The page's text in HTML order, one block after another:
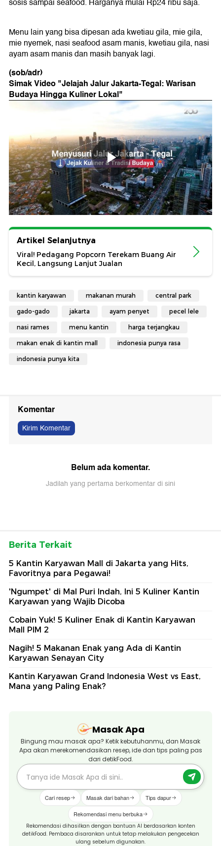
sosis sampai seafood. Harganya mulai Rp24 ribu saja.
Menu lain yang bisa dipesan ada kwetiau gila, mie gila,
mie nyemek, nasi seafood asam manis, kwetiau gila, nasi
ayam asam manis dan masih banyak lagi.
(sob/adr)
Simak Video "⁠Jelajah Jalur Jakarta-Tegal: Warisan
Budaya Hingga Kuliner Lokal"
Artikel Selanjutnya
Viral! Pedagang Popcorn Terekam Buang Air
Kecil, Langsung Lanjut Jualan
kantin karyawan makanan murah central park
gado-gado jakarta ayam penyet pecel lele
nasi rames menu kantin harga terjangkau
makan enak di kantin mall indonesia punya rasa
indonesia punya kita
Komentar
Kirim Komentar
Belum ada komentar.
Jadilah yang pertama berkomentar di sini
Berita Terkait
5 Kantin Karyawan Mall di Jakarta yang Hits,
Favoritnya para Pegawai!
'Ngumpet' di Mal Puri Indah, Ini 5 Kuliner Kantin
Karyawan yang Wajib Dicoba
Cobain Yuk! 5 Kuliner Enak di Kantin Karyawan
Mall PIM 2
Nagih! 5 Makanan Enak yang Ada di Kantin
Karyawan Senayan City
Kantin Karyawan Grand Indonesia West vs East,
Mana yang Paling Enak?
Masak Apa
Bingung mau masak apa? Ketik kebutuhanmu, dan Masak
Apa akan merekomendasikan resep, ide dan tips paling pas
dari detikFood.
Cari resep Masak dari bahan Tips dapur
Rekomendasi menu berbuka
Rekomendasi dihasilkan dengan bantuan AI berdasarkan konten
detikFood. Pembaca disarankan untuk tetap melakukan pengecekan
ulang sebelum digunakan.